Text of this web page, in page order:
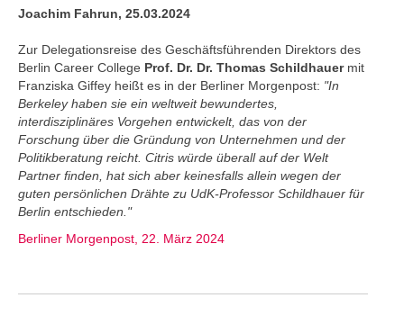
Joachim Fahrun, 25.03.2024
Zur Delegationsreise des Geschäftsführenden Direktors des
Berlin Career College Prof. Dr. Dr. Thomas Schildhauermit
Franziska Giffey heißt es in der Berliner Morgenpost: "In
Berkeley haben sie ein weltweit bewundertes,
interdisziplinäres Vorgehen entwickelt, das von der
Forschung über die Gründung von Unternehmen und der
Politikberatung reicht. Citris würde überall auf der Welt
Partner finden, hat sich aber keinesfalls allein wegen der
guten persönlichen Drähte zu UdK-Professor Schildhauer für
Berlin entschieden."
Berliner Morgenpost, 22. März 2024